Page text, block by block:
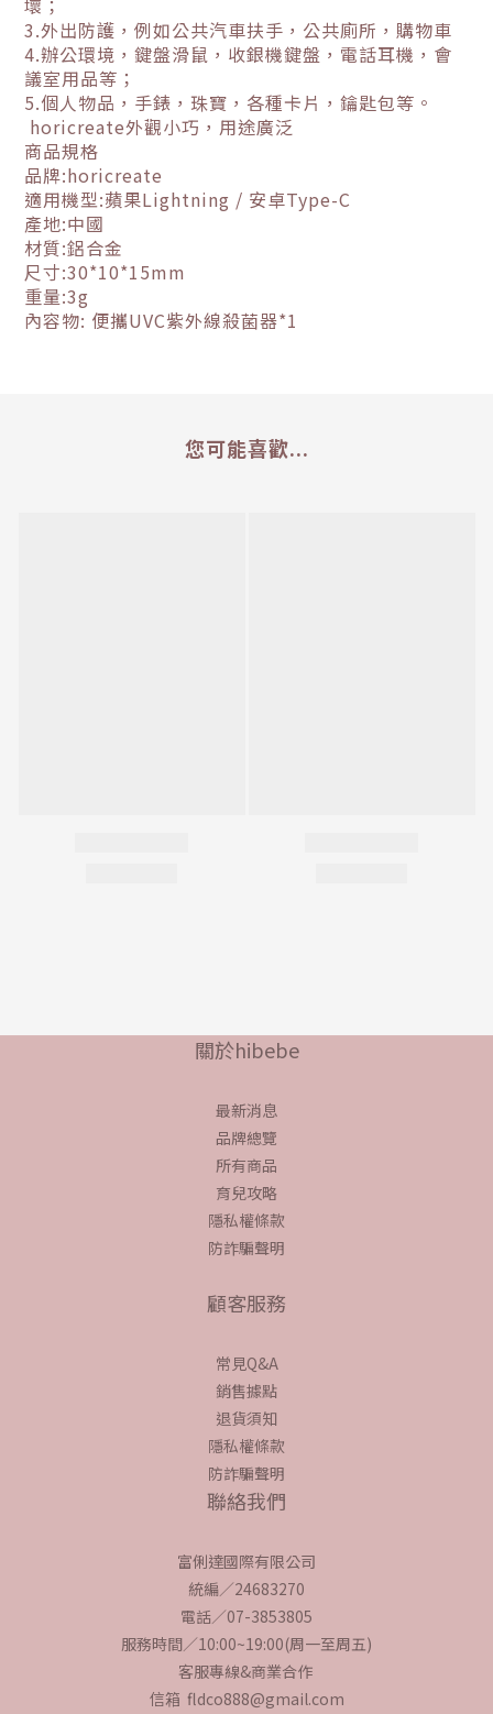
壞；
3.外出防護，例如公共汽車扶手，公共廁所，購物車
4.辦公環境，鍵盤滑鼠，收銀機鍵盤，電話耳機，會
議室用品等；
5.個人物品，手錶，珠寶，各種卡片，鑰匙包等。
horicreate外觀小巧，用途廣泛
商品規格
品牌:horicreate
適用機型:蘋果Lightning / 安卓Type-C
產地:中國
材質:鋁合金
尺寸:30*10*15mm
重量:3g
內容物: 便攜UVC紫外線殺菌器*1
您可能喜歡...
關於hibebe
最新消息
品牌總覽
所有商品
育兒攻略
隱私權條款
防詐騙聲明
顧客服務
常見Q&A
銷售據點
退貨須知
隱私權條款
防詐騙聲明
聯絡我們
富俐達國際有限公司
統編／24683270
電話／07-3853805
服務時間／10:00~19:00(周一至周五)
客服專線&商業合作
信箱 fldco888@gmail.com